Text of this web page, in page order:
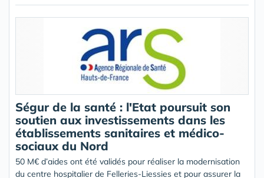
Ségur de la santé : l'Etat poursuit son
soutien aux investissements dans les
établissements sanitaires et médico-
sociaux du Nord
50 M€ d’aides ont été validés pour réaliser la modernisation
du centre hospitalier de Felleries-Liessies et pour assurer la